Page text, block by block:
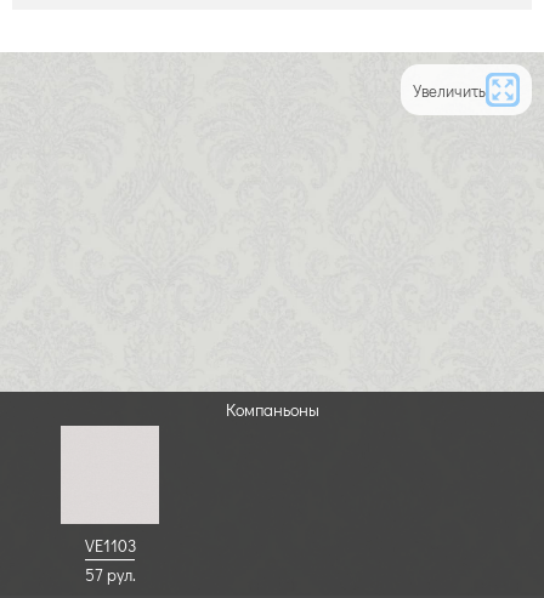
Увеличить
Компаньоны
VE1103
57 рул.